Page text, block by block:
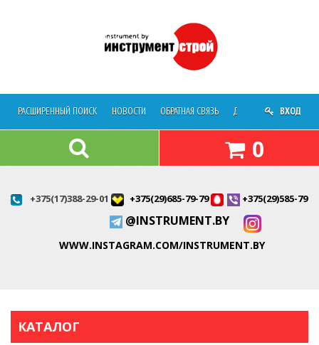
РАСШИРЕННЫЙ ПОИСК НОВОСТИ ОБРАТНАЯ СВЯЗЬ ДОСТАВКА О
ВХОД
0
+375(17)388-29-01 +375(29)685-79-79 +375(29)585-79-
@INSTRUMENT.BY
WWW.INSTAGRAM.COM/INSTRUMENT.BY
КАТАЛОГ